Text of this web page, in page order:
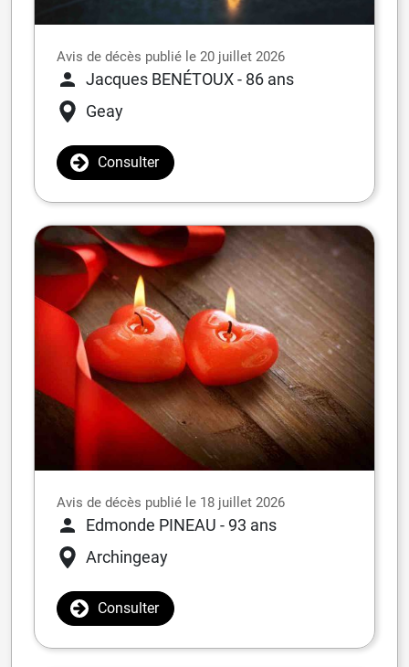
Avis de décès publié le 20 juillet 2026
Jacques BENÉTOUX- 86 ans
Geay
Consulter
Avis de décès publié le 18 juillet 2026
Edmonde PINEAU - 93 ans
Archingeay
Consulter